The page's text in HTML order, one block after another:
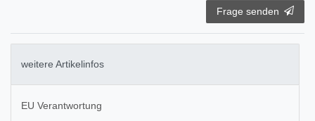
Frage senden
weitere Artikelinfos
EU Verantwortung